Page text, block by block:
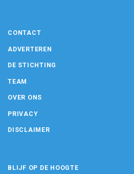
CONTACT
ADVERTEREN
DE STICHTING
TEAM
OVER ONS
PRIVACY
DISCLAIMER
BLIJF OP DE HOOGTE